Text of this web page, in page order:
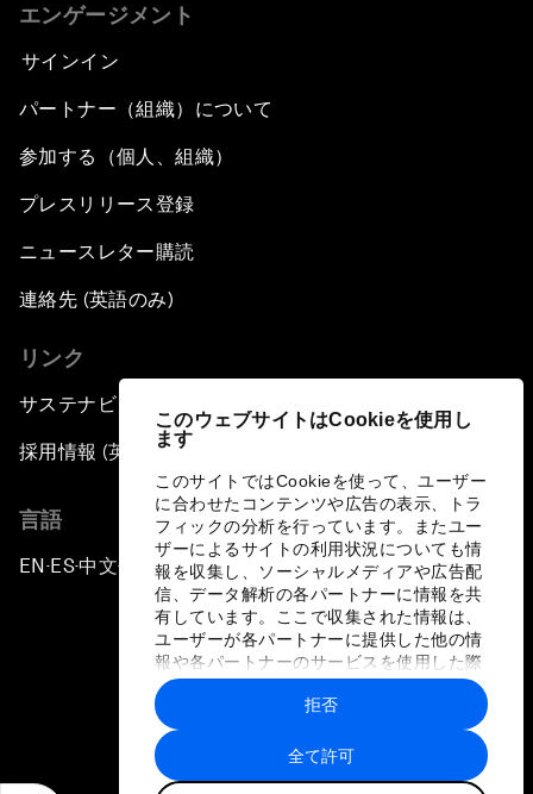
このウェブサイトはCookieを使用し
ます
このサイトではCookieを使って、ユーザー
に合わせたコンテンツや広告の表示、トラ
フィックの分析を行っています。またユー
ザーによるサイトの利用状況についても情
報を収集し、ソーシャルメディアや広告配
信、データ解析の各パートナーに情報を共
有しています。ここで収集された情報は、
ユーザーが各パートナーに提供した他の情
報や各パートナーのサービスを使用した際
に収集された情報と組み合わされ、各パー
トナーによって使用されることがありま
す。
全て許可
拒否
エンゲージメント
サインイン
パートナー（組織）について
参加する（個人、組織）
プレスリリース登録
ニュースレター購読
連絡先 (英語のみ)
リンク
サステナビリティへの取り組み
採用情報 (英語のみ)
言語
EN ▪ES▪中文▪ 日本語
プライバシーポリシーと利用規約
サイトマップ